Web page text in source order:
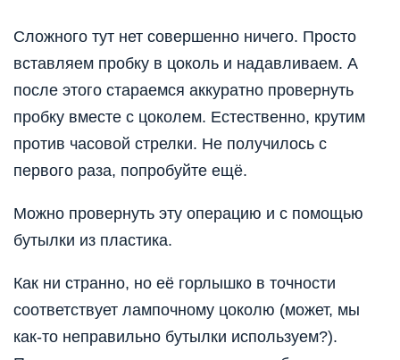
Сложного тут нет совершенно ничего. Просто
вставляем пробку в цоколь и надавливаем. А
после этого стараемся аккуратно провернуть
пробку вместе с цоколем. Естественно, крутим
против часовой стрелки. Не получилось с
первого раза, попробуйте ещё.
Можно провернуть эту операцию и с помощью
бутылки из пластика.
Как ни странно, но её горлышко в точности
соответствует лампочному цоколю (может, мы
как-то неправильно бутылки используем?).